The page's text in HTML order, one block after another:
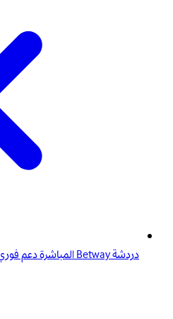
دردشة Betway المباشرة دعم فوري في الإمارات